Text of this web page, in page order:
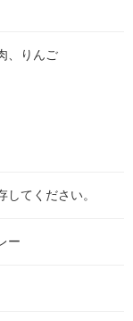
、りんご
てください。
ー